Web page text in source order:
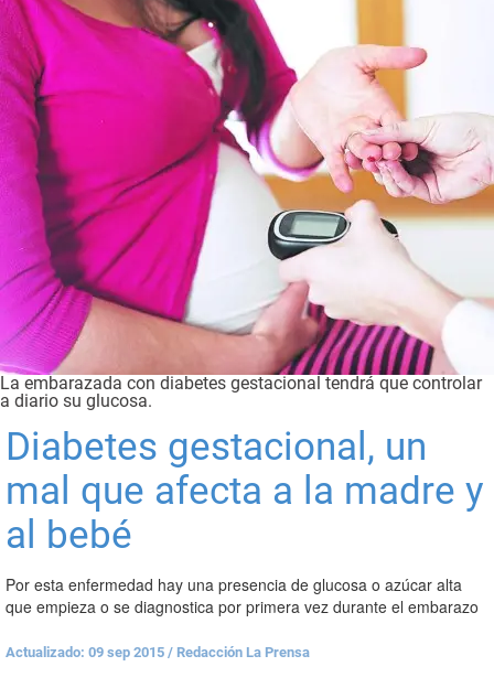
La embarazada con diabetes gestacional tendrá que controlar
a diario su glucosa.
Diabetes gestacional, un
mal que afecta a la madre y
al bebé
Por esta enfermedad hay una presencia de glucosa o azúcar alta
que empieza o se diagnostica por primera vez durante el embarazo
Actualizado: 09 sep 2015 / Redacción La Prensa